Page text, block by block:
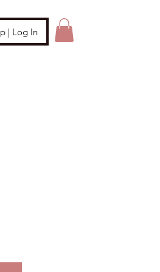
| Log In